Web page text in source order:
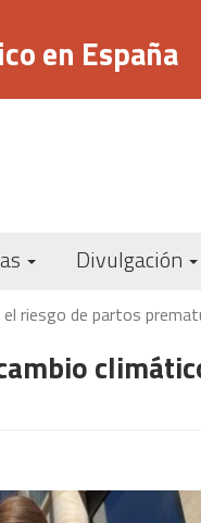
en España
Divulgación
riesgo de partos